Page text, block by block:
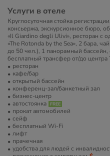
Услуги в отеле
Круглосуточная стойка
консьержа, экскурсионное бюро,
«Il Giardino degli Ulivi», ресторан с
«The Rotonda by the Sea», 2 бара,
до 50 чел.), 1 панорамный бассейн,
бесплатный трансфер от/до
ресторан
кафе/бар
открытый бассейн
конференц-зал/банкетный зал
бизнес-центр
автостоянка
прокат автомобилей
сейф
бесплатный Wi-Fi
лифт
прачечная
удобства для людей с